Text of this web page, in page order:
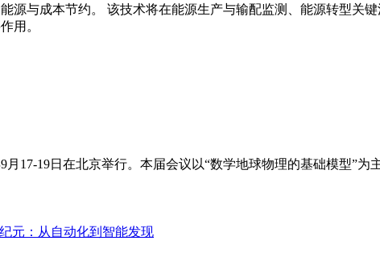
源与成本节约。 该技术将在能源生产与输配监测、能源转型关
用。
月17-19日在北京举行。本届会议以“数学地球物理的基础模型”
元：从自动化到智能发现